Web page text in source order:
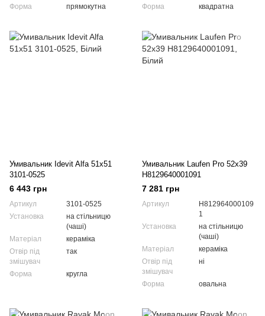
Форма прямокутна Форма квадратна
Умивальник Idevit Alfa 51x51
3101-0525
6 443 грн
Артикул
3101-0525
Установка
на стільницю
(чаші)
Матеріал
кераміка
Отвір під
змішувач
так
Форма кругла
Умивальник Laufen Pro 52x39
H8129640001091
7 281 грн
Артикул
H812964000109
1
Установка
на стільницю
(чаші)
Матеріал
кераміка
Отвір під
змішувач
ні
Форма овальна